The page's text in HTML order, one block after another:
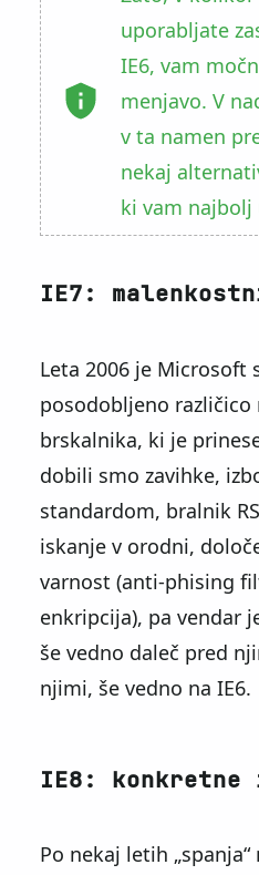
uporabljate
IE6, vam
menjavo. V
v ta namen
nekaj
ki vam najbolj
IE7:
Leta 2006 je Microsoft
posodobljeno
brskalnika, ki je
dobili smo zavihke,
standardom, bralnik
iskanje v orodni,
varnost (anti-phising
enkripcija), pa vendar
še vedno daleč pred
njimi, še vedno na IE6.
IE8: konkretne
Po nekaj letih spanja